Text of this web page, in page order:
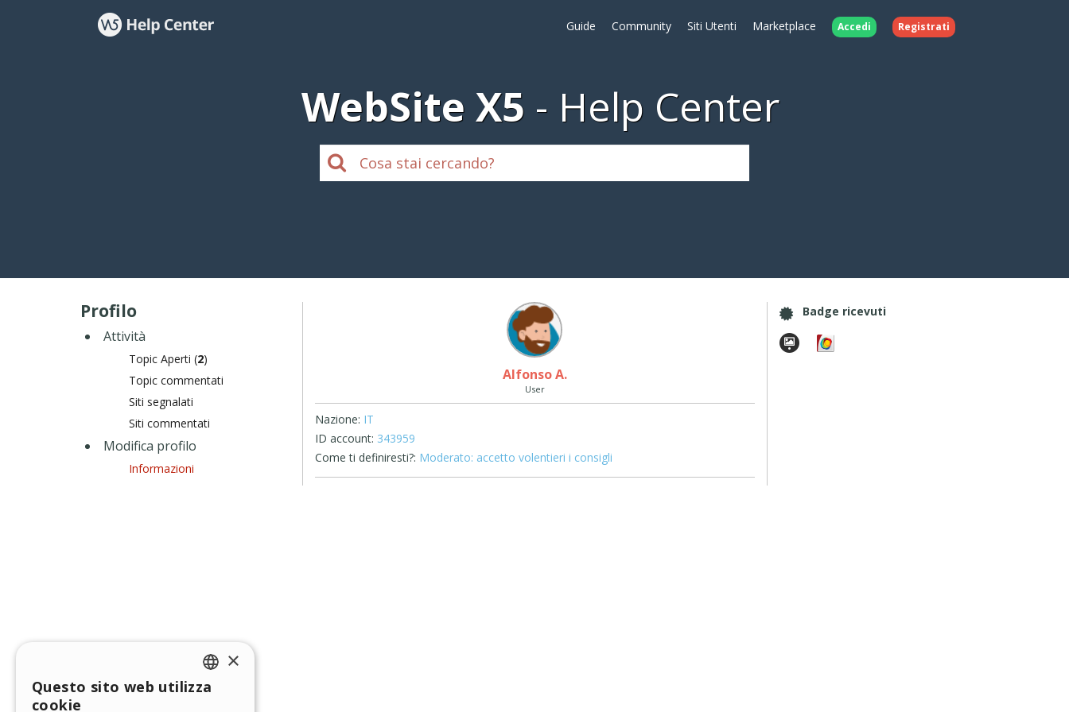
Guide Community Siti Utenti Marketplace Accedi Registrati
WebSite X5 Help Center
Profilo
Attività
Topic Aperti (2)
Topic commentati
Siti segnalati
Siti commentati
Modifica profilo
Informazioni
Alfonso A.
User
Nazione: IT
ID account: 343959
Come ti definiresti?: Moderato: accetto volentieri i consigli
Badge ricevuti
ENGLISH
×
Questo sito web utilizza
cookie